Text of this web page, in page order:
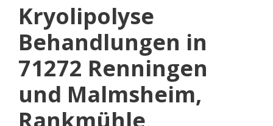
Kryolipolyse
Behandlungen in
71272 Renningen
und Malmsheim,
Rankmühle,